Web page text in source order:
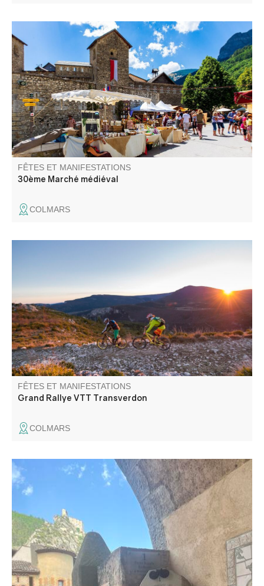
Saveurs, senteurs, bijoux, travail du bois, du cuir,
instruments de musique... Une soixantaine d'exposants
présentent des créations originales et artisanales.
FÊTES ET MANIFESTATIONS
30ème Marché médiéval
COLMARS
de pur vélo de montagne. Comptez 30 à 40 km quotidiens
pour 1100 à 1400m de dénivelés cumulés.
FÊTES ET MANIFESTATIONS
Grand Rallye VTT Transverdon
COLMARS
Laissez-vous guider par Madeleine Garcin et découvrez,
au fil des ruelles, le quotidien d’une place forte du XVIIIᵉ